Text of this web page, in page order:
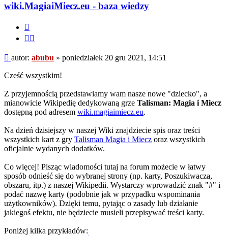
wiki.MagiaiMiecz.eu - baza wiedzy
Post
autor: abubu » poniedziałek 20 gru 2021, 14:51
Cześć wszystkim!
Z przyjemnością przedstawiamy wam nasze nowe "dziecko", a
mianowicie Wikipedię dedykowaną grze Talisman: Magia i Miecz
dostępną pod adresem wiki.magiaimiecz.eu.
Na dzień dzisiejszy w naszej Wiki znajdziecie spis oraz treści
wszystkich kart z gry Talisman Magia i Miecz oraz wszystkich
oficjalnie wydanych dodatków.
Co więcej! Pisząc wiadomości tutaj na forum możecie w łatwy
sposób odnieść się do wybranej strony (np. karty, Poszukiwacza,
obszaru, itp.) z naszej Wikipedii. Wystarczy wprowadzić znak "#" i
podać nazwę karty (podobnie jak w przypadku wspominania
użytkowników). Dzięki temu, pytając o zasady lub działanie
jakiegoś efektu, nie będziecie musieli przepisywać treści karty.
Poniżej kilka przykładów: